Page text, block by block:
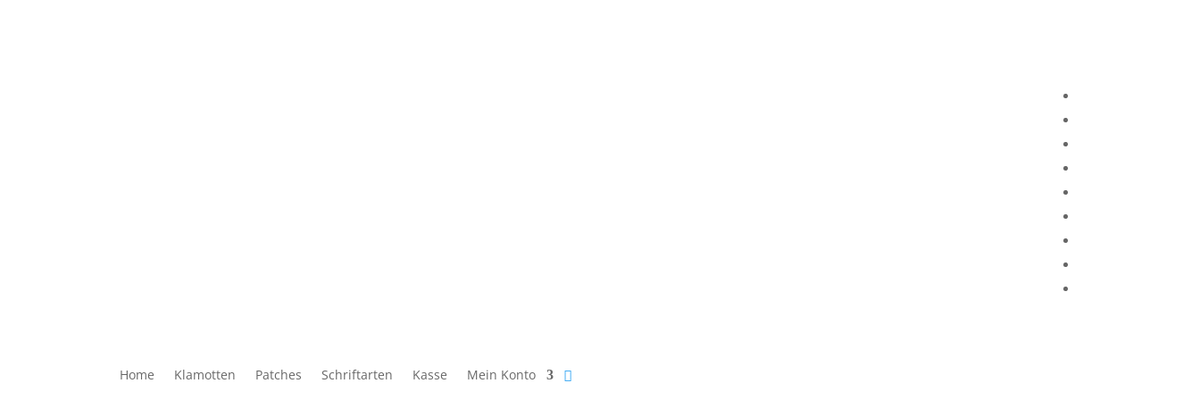
Home Klamotten Patches Schriftarten Kasse Mein Konto